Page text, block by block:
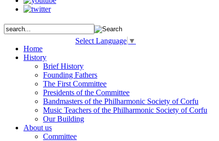
Select Language ▼
Home
History
Brief History
Founding Fathers
The First Committee
Presidents of the Committee
Bandmasters of the Philharmonic Society of Corfu
Music Teachers of the Philharmonic Society of Corfu
Our Building
About us
Committee